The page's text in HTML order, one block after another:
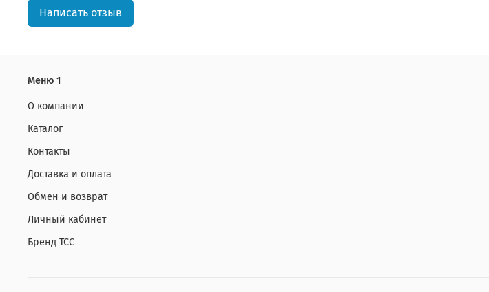
Написать отзыв
Меню 1
О компании
Каталог
Контакты
Доставка и оплата
Обмен и возврат
Личный кабинет
Бренд ТСС